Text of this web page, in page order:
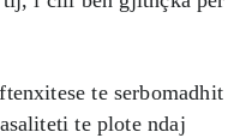
te serbomadhit
te plote ndaj